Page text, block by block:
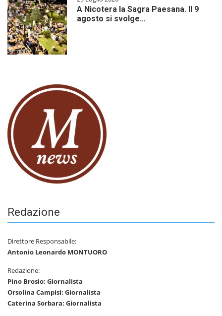
A Nicotera la Sagra Paesana. Il 9
agosto si svolge…
Redazione
Direttore Responsabile:
Antonio Leonardo MONTUORO
Redazione:
Pino Brosio: Giornalista
Orsolina Campisi: Giornalista
Caterina Sorbara: Giornalista